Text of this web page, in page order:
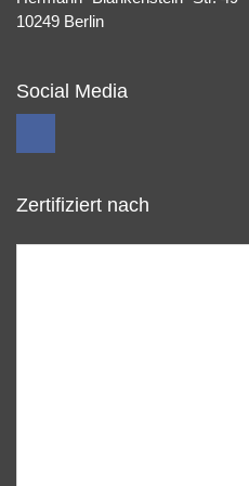
10249 Berlin
Social Media
Zertifiziert nach